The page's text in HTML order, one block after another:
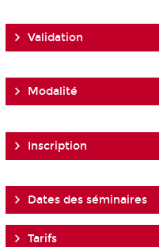
Validation
Modalité
Inscription
Dates des séminaires
Tarifs